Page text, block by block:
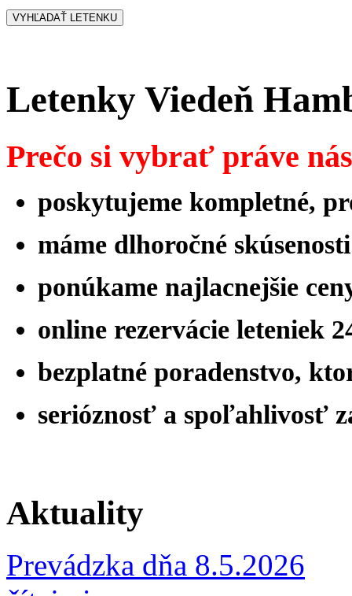
Letenky Viedeň
Prečo si vybrať práve
poskytujeme kompletné,
máme dlhoročné
ponúkame najlacnejšie
online rezervácie leteniek
bezplatné poradenstvo,
serióznosť a spoľahlivosť
Aktuality
Prevádzka dňa 8.5.2026